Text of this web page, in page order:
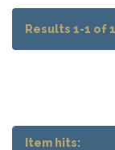
Results 1-1 of
Item hits: